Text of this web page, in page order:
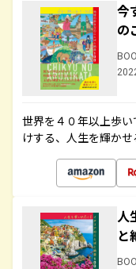
今
の
世界を４０年以上歩
けする、人生を輝か
人
と